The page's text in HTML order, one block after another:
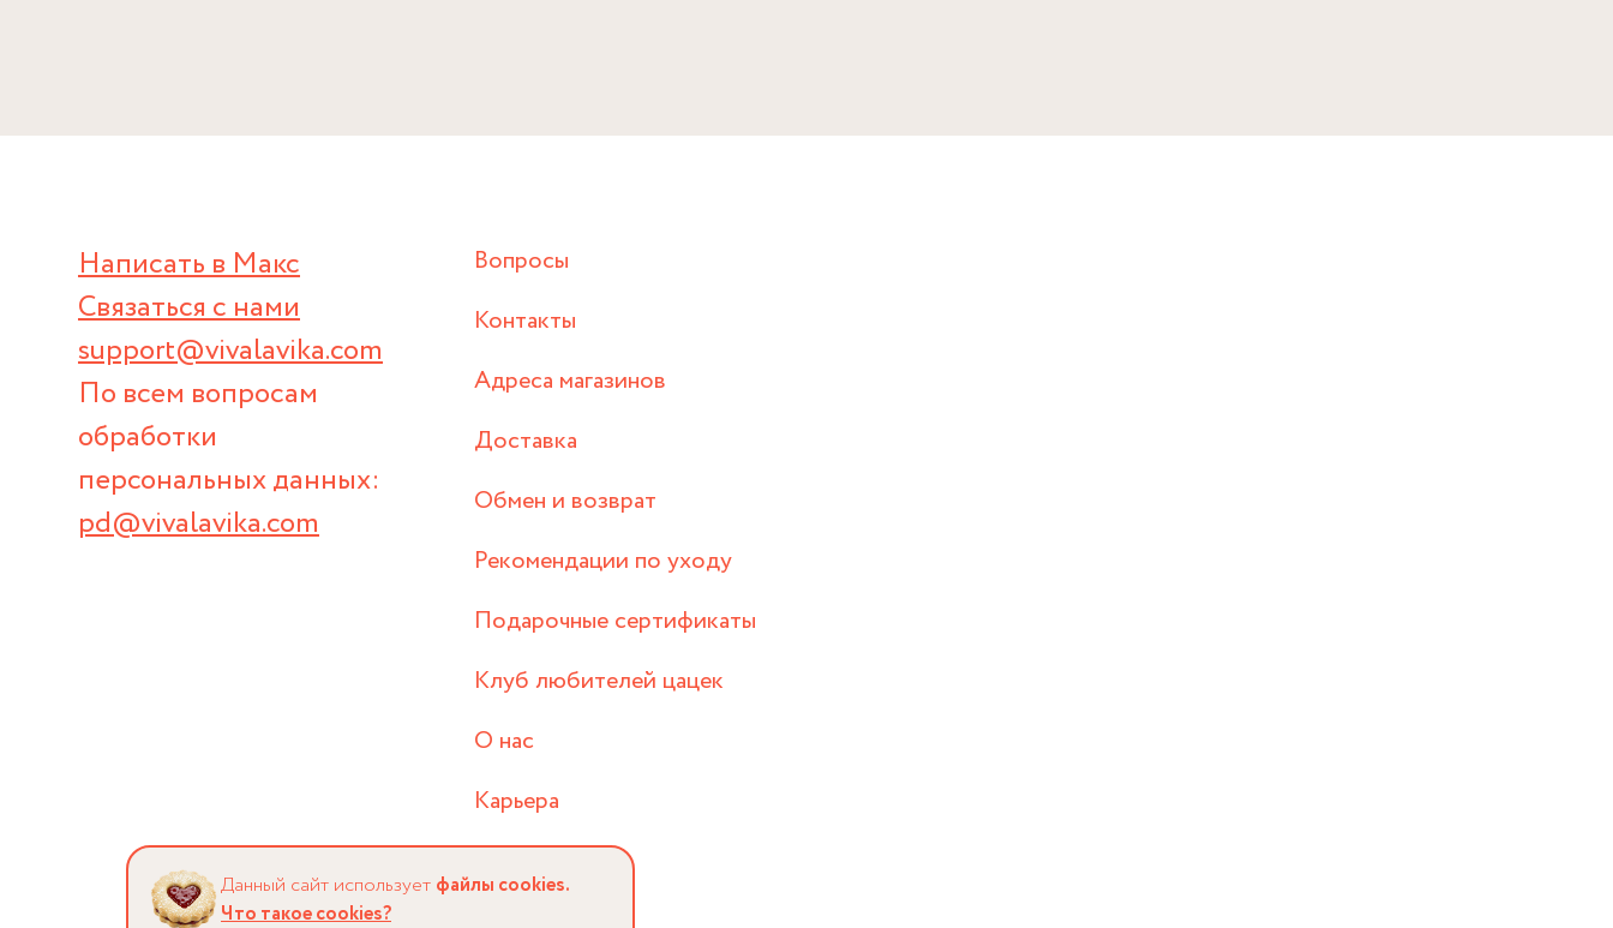
Написать в Макс
Связаться с нами
support@vivalavika.com
По всем вопросам
обработки
персональных данных:
pd@vivalavika.com
Вопросы
Контакты
Адреса магазинов
Доставка
Обмен и возврат
Рекомендации по уходу
Подарочные сертификаты
Клуб любителей цацек
О нас
Карьера
Данный сайт использует файлы cookies.
Что такое cookies?